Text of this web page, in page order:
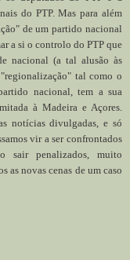
do PTP. Mas para além
de um partido nacional
a si o controlo do PTP que
nacional (a tal alusão às
tal como o
nacional, tem a sua
à Madeira e Açores.
notícias divulgadas, e só
vir a ser confrontados
sair penalizados, muito
as novas cenas de um caso